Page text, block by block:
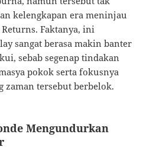
kelengkapan era meninjau
Returns. Faktanya, ini
sangat berasa makin banter
sebab segenap tindakan
pokok serta fokusnya
zaman tersebut berbelok.
Mengundurkan